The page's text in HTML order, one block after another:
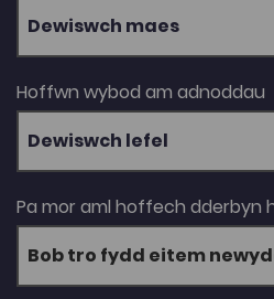
Dewiswch maes
Hoffwn wybod am adnoddau
Dewiswch lefel
Pa mor aml hoffech dderbyn